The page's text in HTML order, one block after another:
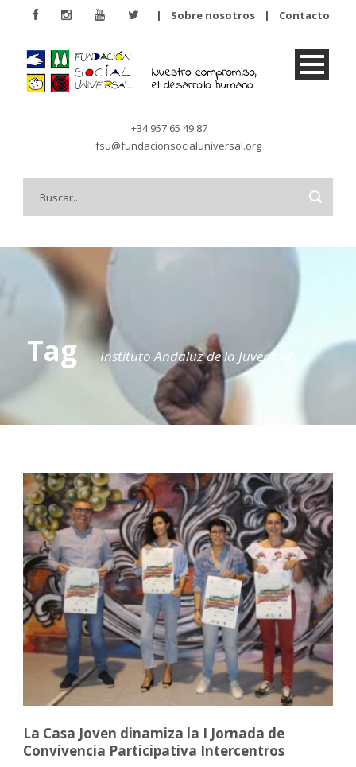
| Sobre nosotros | Contacto
+34 957 65 49 87
fsu@fundacionsocialuniversal.org
Tag Instituto Andaluz de la Juventud
La Casa Joven dinamiza la I Jornada de
Convivencia Participativa Intercentros